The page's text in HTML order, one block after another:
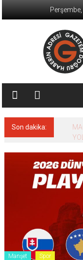
Son dakika:
Manşet Spor